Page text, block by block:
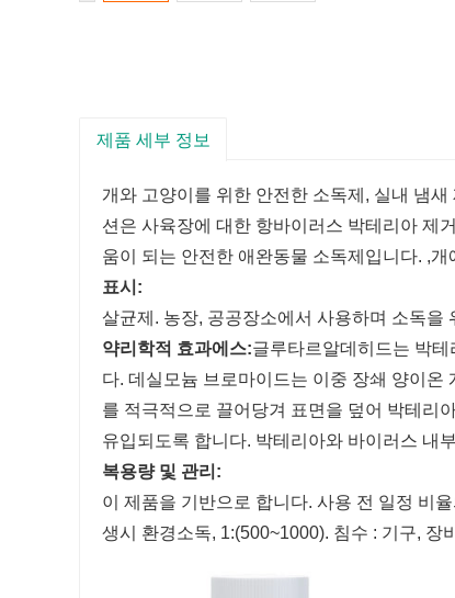
제품 세부 정보
개와 고양이를 위한 안전한 소독제, 실내 냄
션은 사육장에 대한 항바이러스 박테리아 제
움이 되는 안전한 애완동물 소독제입니다. ,
표시:
살균제. 농장, 공공장소에서 사용하며 소독을
약리학적 효과에스:글루타르알데히드는 박
다. 데실모늄 브로마이드는 이중 장쇄 양이
를 적극적으로 끌어당겨 표면을 덮어 박테리
유입되도록 합니다. 박테리아와 바이러스 내
복용량 및 관리:
이 제품을 기반으로 합니다. 사용 전 일정 비
생시 환경소독, 1:(500~1000). 침수 : 기구, 장